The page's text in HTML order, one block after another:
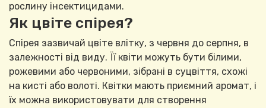
рослину інсектицидами.
Як цвіте спірея?
Спірея зазвичай цвіте влітку, з червня до серпня, в
залежності від виду. Її квіти можуть бути білими,
рожевими або червоними, зібрані в суцвіття, схожі
на кисті або волоті. Квітки мають приємний аромат, і
їх можна використовувати для створення